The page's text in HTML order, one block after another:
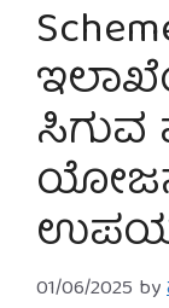
ಸಿಗುವ
01/06/2025 by